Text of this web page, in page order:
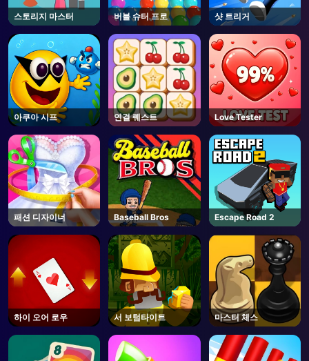
스토리지 마스터 버블 슈터 프로 샷 트리거
아쿠아 시프 연결 퀘스트 Love Tester
패션 디자이너 Baseball Bros Escape Road 2
하이 오어 로우 서 보텀타이트 마스터 체스